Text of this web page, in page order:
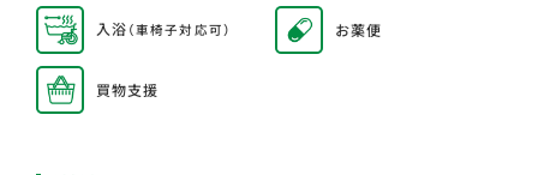
入浴（車椅子対応可） お薬便
買物支援